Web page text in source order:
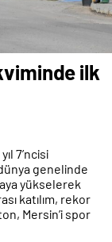
ilk
7’ncisi
genelinde
yükselerek
katılım, rekor
Mersin’i spor